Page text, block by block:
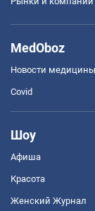
MedOboz
Новости медицины
Covid
Шоу
Афиша
Красота
Женский Журнал